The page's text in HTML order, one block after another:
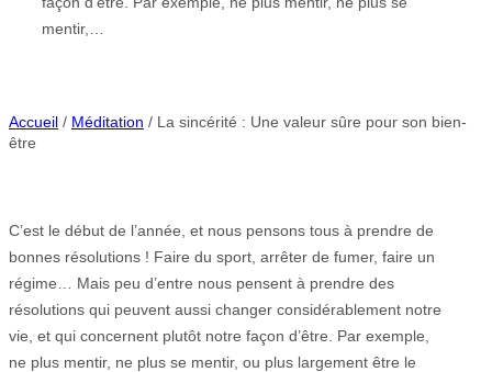
mentir,…
Accueil / Méditation / La sincérité : Une valeur sûre pour son bien-
être
C’est le début de l’année, et nous pensons tous à prendre de
bonnes résolutions ! Faire du sport, arrêter de fumer, faire un
régime… Mais peu d’entre nous pensent à prendre des
résolutions qui peuvent aussi changer considérablement notre
vie, et qui concernent plutôt notre façon d’être. Par exemple,
ne plus mentir, ne plus se mentir, ou plus largement être le